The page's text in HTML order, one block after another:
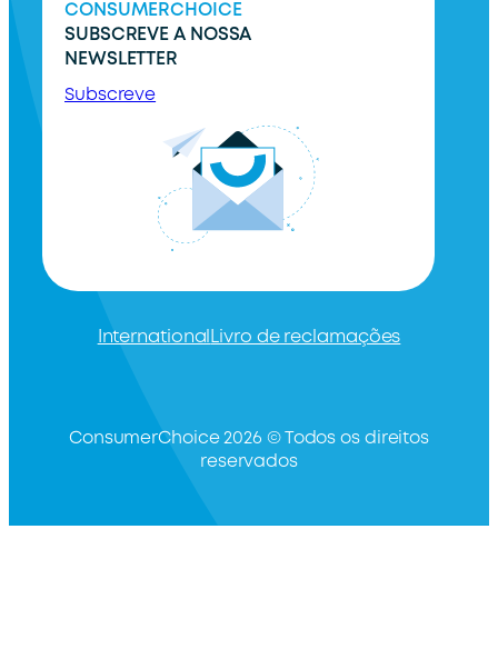
CONSUMERCHOICE
SUBSCREVE A NOSSA
NEWSLETTER
Subscreve
International Livro de reclamações
ConsumerChoice 2026 © Todos os direitos
reservados